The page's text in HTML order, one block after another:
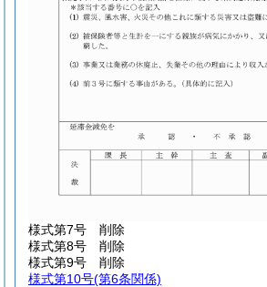
様式第7号 削除
様式第8号 削除
様式第9号 削除
様式第10号(第6条関係)